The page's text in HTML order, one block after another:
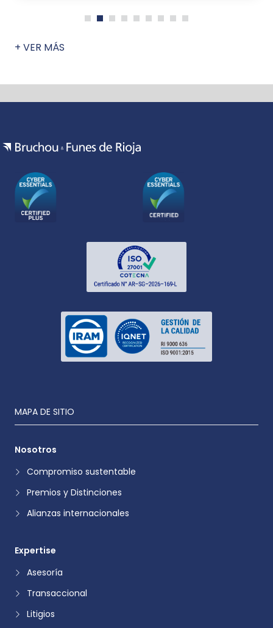
+ VER MÁS
MAPA DE SITIO
Nosotros
Compromiso sustentable
Premios y Distinciones
Alianzas internacionales
Expertise
Asesoría
Transaccional
Litigios